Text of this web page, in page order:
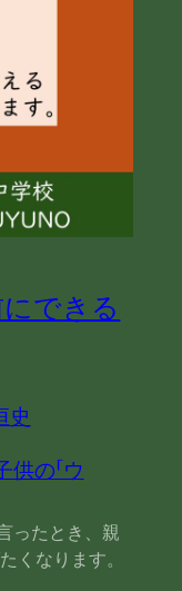
できる
供の「ウ
ったとき、親
くなります。